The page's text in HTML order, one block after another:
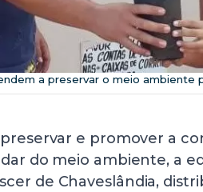
a preservar o meio ambiente
e promover a
do meio ambiente, a
de Chaveslândia,